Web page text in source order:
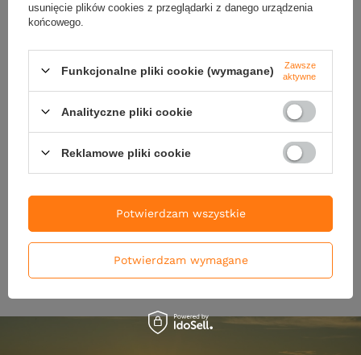
60,00 zł
Ilość produktów
- tonący - 39g - C46
60,00 zł
Ilość produktówDO KOSZYKA
usunięcie plików cookies z przeglądarki z danego urządzenia
końcowego.
Funkcjonalne pliki cookie (wymagane)
Zawsze
aktywne
Analityczne pliki cookie
Reklamowe pliki cookie
Potwierdzam wymagane
Potwierdzam wszystkie